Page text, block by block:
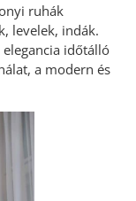
ruhák
levelek, indák.
időtálló
a modern és